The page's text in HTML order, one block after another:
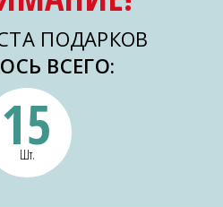
ПОДАРКОВ
ВСЕГО:
15
Шт.